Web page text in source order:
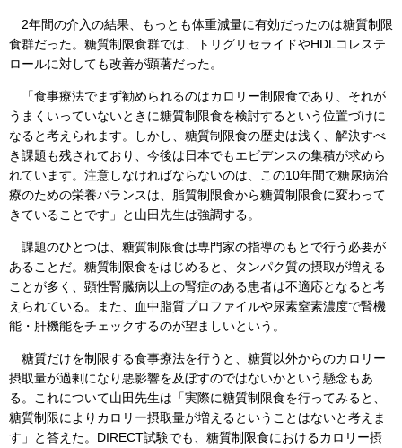
2年間の介入の結果、もっとも体重減量に有効だったのは糖質制限
食群だった。糖質制限食群では、トリグリセライドやHDLコレステ
ロールに対しても改善が顕著だった。
「食事療法でまず勧められるのはカロリー制限食であり、それが
うまくいっていないときに糖質制限食を検討するという位置づけに
なると考えられます。しかし、糖質制限食の歴史は浅く、解決すべ
き課題も残されており、今後は日本でもエビデンスの集積が求めら
れています。注意しなければならないのは、この10年間で糖尿病治
療のための栄養バランスは、脂質制限食から糖質制限食に変わって
きていることです」と山田先生は強調する。
課題のひとつは、糖質制限食は専門家の指導のもとで行う必要が
あることだ。糖質制限食をはじめると、タンパク質の摂取が増える
ことが多く、顕性腎臓病以上の腎症のある患者は不適応となると考
えられている。また、血中脂質プロファイルや尿素窒素濃度で腎機
能・肝機能をチェックするのが望ましいという。
糖質だけを制限する食事療法を行うと、糖質以外からのカロリー
摂取量が過剰になり悪影響を及ぼすのではないかという懸念もあ
る。これについて山田先生は「実際に糖質制限食を行ってみると、
糖質制限によりカロリー摂取量が増えるということはないと考えま
す」と答えた。DIRECT試験でも、糖質制限食におけるカロリー摂